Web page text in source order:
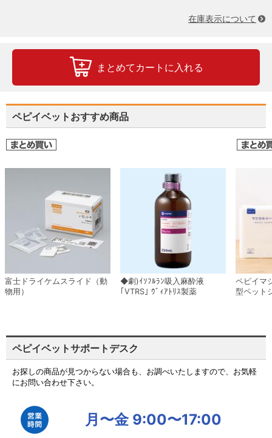
在庫表示について
まとめてカートに入れる
ペピイベットおすすめ商品
富士ドライケムスライド（動
物用）
◆劇)ｲｿﾌﾙﾗﾝ吸入麻酔液
｢VTRS｣ ｳﾞｨｱﾄﾘｽ製薬
ペピイマ
型ペット
ペピイベットサポートデスク
お探しの商品が見つからない場合も、お調べいたしますので、お気軽
にお問い合わせ下さい。
月〜金 9:00〜17:00